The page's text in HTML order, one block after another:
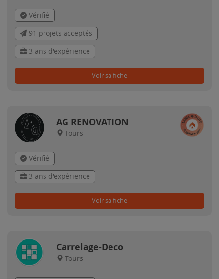
Vérifié
91 projets acceptés
3 ans d'expérience
Voir sa fiche
AG RENOVATION
Tours
Vérifié
3 ans d'expérience
Voir sa fiche
Carrelage-Deco
Tours